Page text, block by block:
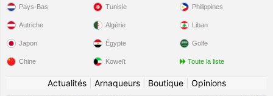
Pays-Bas
Autriche
Japon
Chine
Tunisie
Algérie
Égypte
Koweït
Philippines
Liban
Golfe
Toute la liste
Actualités| Arnaqueurs| Boutique| Opinions